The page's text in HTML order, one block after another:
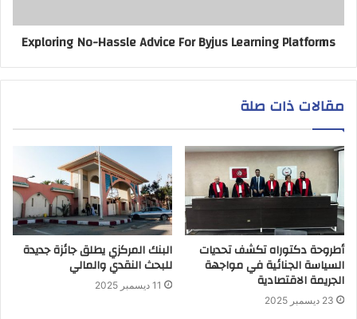
Exploring No-Hassle Advice For Byjus Learning Platforms
مقالات ذات صلة
أطروحة دكتوراه تكشف تحديات
السياسة الجنائية في مواجهة
الجريمة الاقتصادية
23 ديسمبر 2025
البنك المركزي يطلق جائزة جديدة
للبحث النقدي والمالي
11 ديسمبر 2025